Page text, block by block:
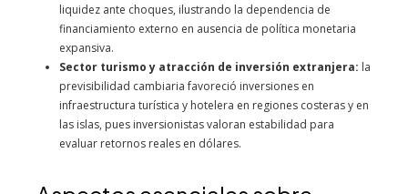
liquidez ante choques, ilustrando la dependencia de
financiamiento externo en ausencia de política monetaria
expansiva.
Sector turismo y atracción de inversión extranjera: la
previsibilidad cambiaria favoreció inversiones en
infraestructura turística y hotelera en regiones costeras y en
las islas, pues inversionistas valoran estabilidad para
evaluar retornos reales en dólares.